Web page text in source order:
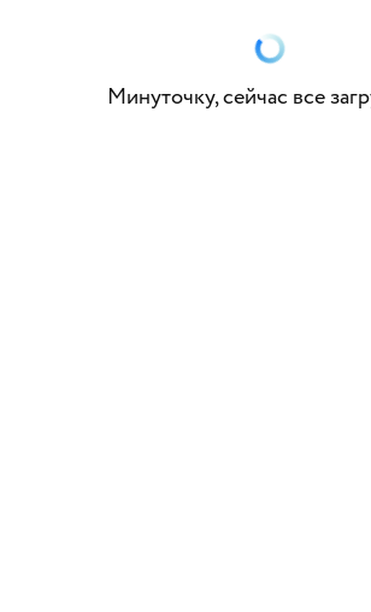
Минуточку, сейчас все